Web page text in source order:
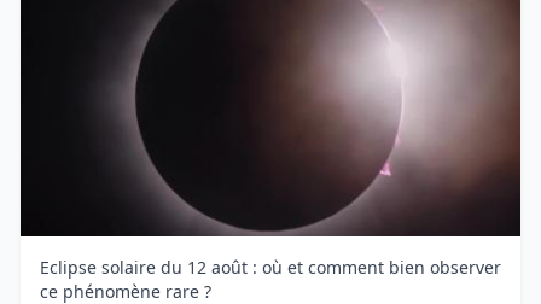
Eclipse solaire du 12 août : où et comment bien observer
ce phénomène rare ?